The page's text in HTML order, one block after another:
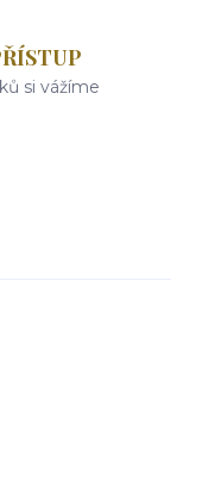
si vážíme